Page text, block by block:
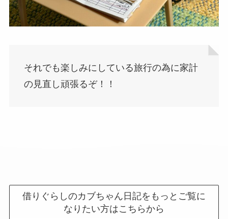
それでも楽しみにしている旅行の為に家計
の見直し頑張るぞ！！
借りぐらしのカブちゃん日記をもっとご覧に
なりたい方はこちらから